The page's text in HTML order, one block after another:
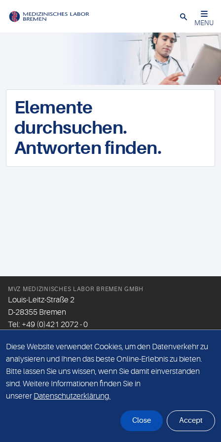
Schließen
MENU
Elemente
durchsuchen.
Antworten finden.
MVZ MEDIZINISCHES LABOR BREMEN GMBH
Louis-Leitz-Straße 2
D-28355 Bremen
Tel: +49 (0)421 2072 - 0
Email:info@mlhb.de
DATENSCHUTZ
IMPRESSUM
Diese Website verwendet Cookies, um den Datenverkehr zu
analysieren und Ihnen das beste Online-Erlebnis zu bieten.
Bitte lassen Sie uns wissen, wenn Sie damit einverstanden
sind. Weitere Informationen finden Sie in
unserer Datenschutzerklärung.
Close Accept